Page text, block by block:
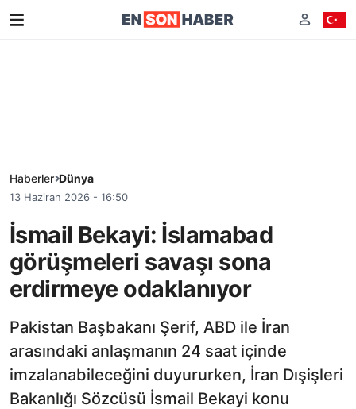
Haberler Dünya
13 Haziran 2026 - 16:50
İsmail Bekayi: İslamabad
görüşmeleri savaşı sona
erdirmeye odaklanıyor
Pakistan Başbakanı Şerif, ABD ile İran
arasındaki anlaşmanın 24 saat içinde
imzalanabileceğini duyururken, İran Dışişleri
Bakanlığı Sözcüsü İsmail Bekayi konu